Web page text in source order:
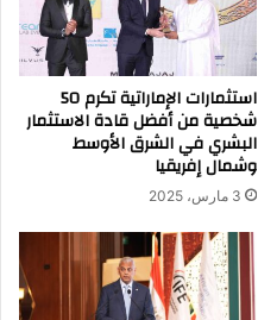
استثمارات الإماراتية تكرم 50
شخصية من أفضل قادة الاستثمار
البشري في الشرق الأوسط
وشمال إفريقيا
3 مارس، 2025